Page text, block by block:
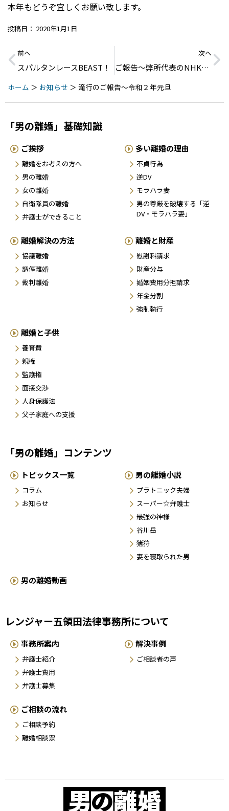
本年もどうぞ宜しくお願い致します。
投稿日： 2020年1月1日
前へ
スパルタンレースBEAST！
次へ
ご報告〜弊所代表のNHK出演
ホーム ＞ お知らせ ＞ 滝行のご報告〜令和２年元旦
「男の離婚」基礎知識
ご挨拶
離婚をお考えの方へ
男の離婚
女の離婚
自衛隊員の離婚
弁護士ができること
多い離婚の理由
不貞行為
逆DV
モラハラ妻
男の尊厳を破壊する「逆
DV・モラハラ妻」
離婚解決の方法
協議離婚
調停離婚
裁判離婚
離婚と財産
慰謝料請求
財産分与
婚姻費用分担請求
年金分割
強制執行
離婚と子供
養育費
親権
監護権
面接交渉
人身保護法
父子家庭への支援
「男の離婚」コンテンツ
トピックス一覧
コラム
お知らせ
男の離婚小説
プラトニック夫婦
スーパー☆弁護士
最強の神様
谷川岳
猪狩
妻を寝取られた男
男の離婚動画
レンジャー五領田法律事務所について
事務所案内
弁護士紹介
弁護士費用
弁護士募集
解決事例
ご相談者の声
ご相談の流れ
ご相談予約
離婚相談票